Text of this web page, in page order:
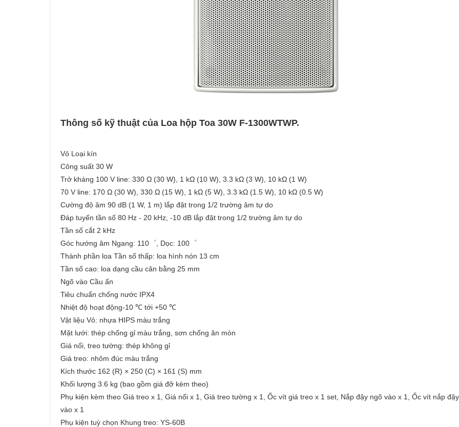
Thông số kỹ thuật của Loa hộp Toa 30W F-1300WTWP.
Vỏ Loại kín
Công suất 30 W
Trở kháng 100 V line: 330 Ω (30 W), 1 kΩ (10 W), 3.3 kΩ (3 W), 10 kΩ (1 W)
70 V line: 170 Ω (30 W), 330 Ω (15 W), 1 kΩ (5 W), 3.3 kΩ (1.5 W), 10 kΩ (0.5 W)
Cường độ âm 90 dB (1 W, 1 m) lắp đặt trong 1/2 trường âm tự do
Đáp tuyến tần số 80 Hz - 20 kHz, -10 dB lắp đặt trong 1/2 trường âm tự do
Tần số cắt 2 kHz
Góc hướng âm Ngang: 110゜, Dọc: 100゜
Thành phần loa Tần số thấp: loa hình nón 13 cm
Tần số cao: loa dạng cầu cân bằng 25 mm
Ngõ vào Cầu ấn
Tiêu chuẩn chống nước IPX4
Nhiệt độ hoạt động-10 ℃ tới +50 ℃
Vật liệu Vỏ: nhựa HIPS màu trắng
Mặt lưới: thép chống gỉ màu trắng, sơn chống ăn mòn
Giá nối, treo tường: thép không gỉ
Giá treo: nhôm đúc màu trắng
Kích thước 162 (R) × 250 (C) × 161 (S) mm
Khối lượng 3.6 kg (bao gồm giá đỡ kèm theo)
Phụ kiện kèm theo Giá treo x 1, Giá nối x 1, Giá treo tường x 1, Ốc vít giá treo x 1 set, Nắp đậy ngõ vào x 1, Ốc vít nắp
vào x 1
Phụ kiện tuỳ chọn Khung treo: YS-60B